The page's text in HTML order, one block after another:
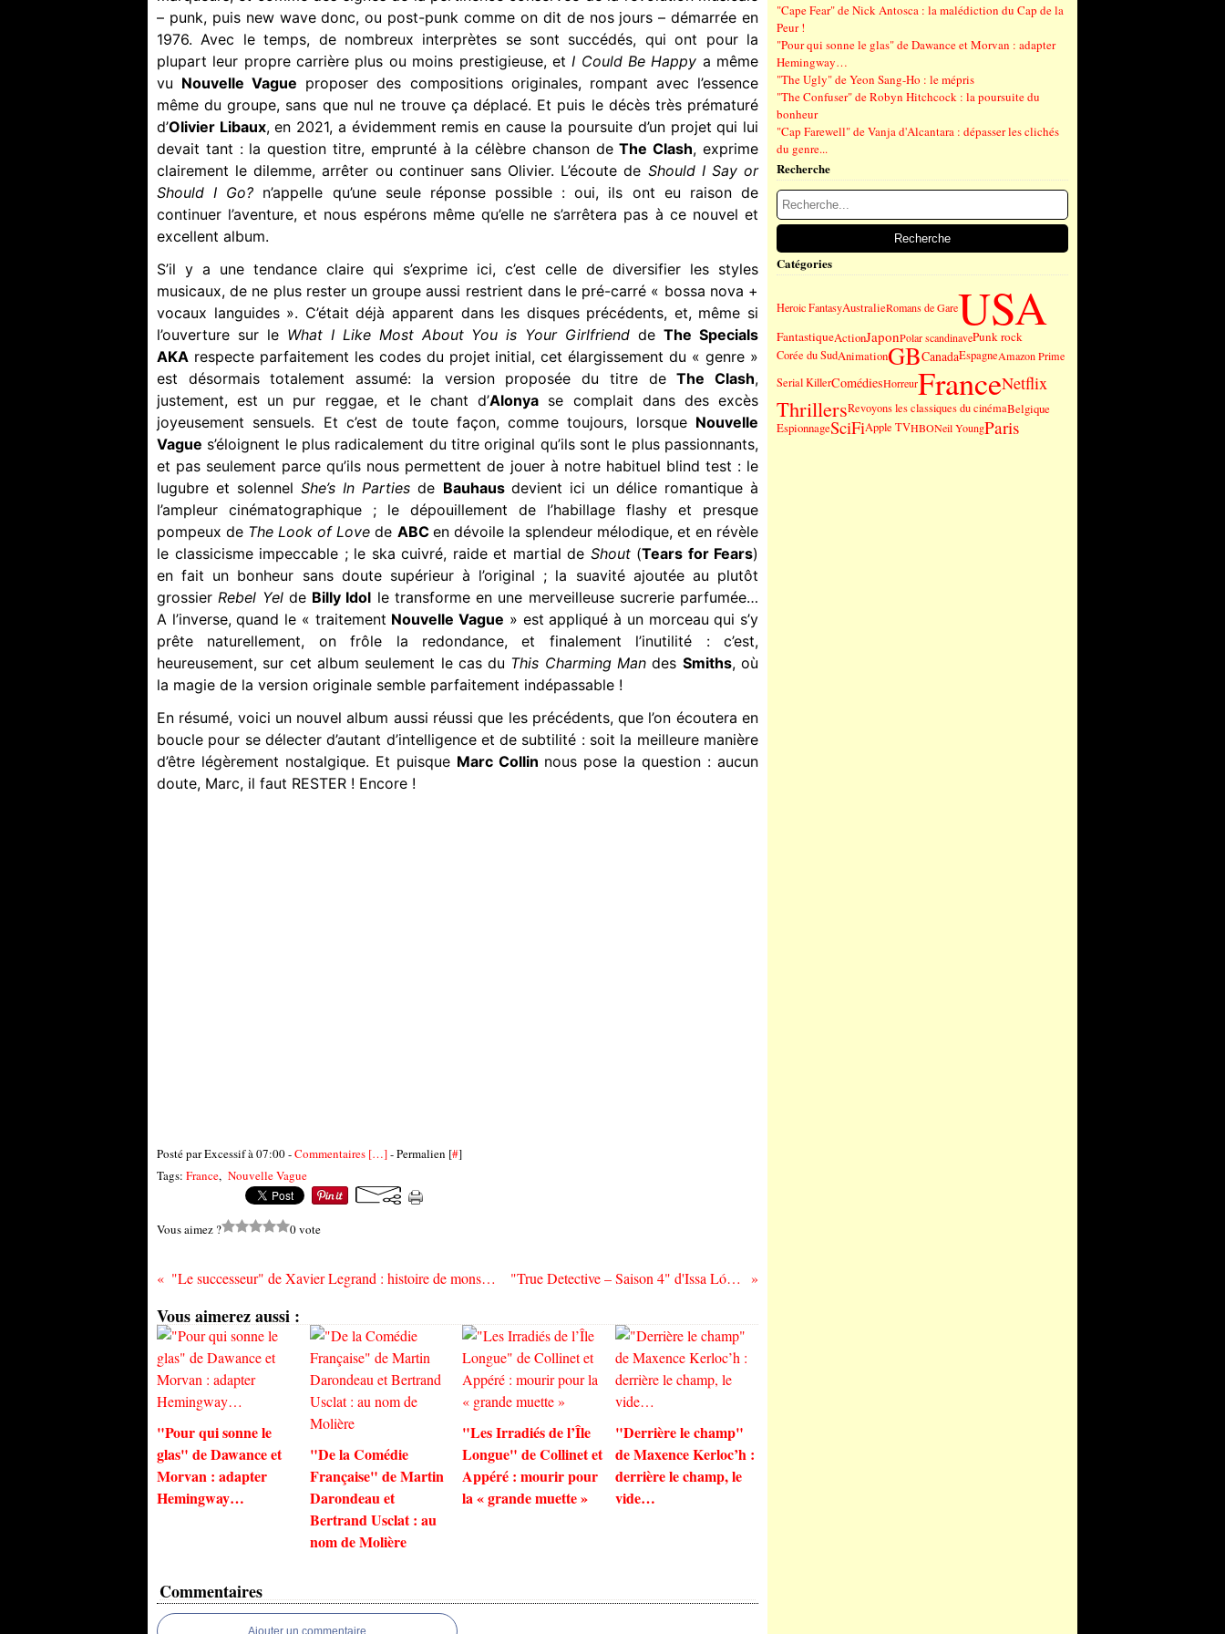
– punk, puis new wave donc, ou post-punk comme on dit de nos jours – démarrée en
1976. Avec le temps, de nombreux interprètes se sont succédés, qui ont pour la
plupart leur propre carrière plus ou moins prestigieuse, et I Could Be Happy a même
vu Nouvelle Vague proposer des compositions originales, rompant avec l’essence
même du groupe, sans que nul ne trouve ça déplacé. Et puis le décès très prématuré
d’Olivier Libaux, en 2021, a évidemment remis en cause la poursuite d’un projet qui lui
devait tant : la question titre, emprunté à la célèbre chanson de The Clash, exprime
clairement le dilemme, arrêter ou continuer sans Olivier. L’écoute de Should I Say or
Should I Go? n’appelle qu’une seule réponse possible : oui, ils ont eu raison de
continuer l’aventure, et nous espérons même qu’elle ne s’arrêtera pas à ce nouvel et
excellent album.
S’il y a une tendance claire qui s’exprime ici, c’est celle de diversifier les styles
musicaux, de ne plus rester un groupe aussi restrient dans le pré-carré « bossa nova +
vocaux languides ». C’était déjà apparent dans les disques précédents, et, même si
l’ouverture sur le What I Like Most About You is Your Girlfriend de The Specials
AKA respecte parfaitement les codes du projet initial, cet élargissement du « genre »
est désormais totalement assumé: la version proposée du titre de The Clash,
justement, est un pur reggae, et le chant d’Alonya se complait dans des excès
joyeusement sensuels. Et c’est de toute façon, comme toujours, lorsque Nouvelle
Vague s’éloignent le plus radicalement du titre original qu’ils sont le plus passionnants,
et pas seulement parce qu’ils nous permettent de jouer à notre habituel blind test : le
lugubre et solennel She’s In Parties de Bauhaus devient ici un délice romantique à
l’ampleur cinématographique ; le dépouillement de l’habillage flashy et presque
pompeux de The Look of Love de ABC en dévoile la splendeur mélodique, et en révèle
le classicisme impeccable ; le ska cuivré, raide et martial de Shout (Tears for Fears)
en fait un bonheur sans doute supérieur à l’original ; la suavité ajoutée au plutôt
grossier Rebel Yel de Billy Idol le transforme en une merveilleuse sucrerie parfumée…
A l’inverse, quand le « traitement Nouvelle Vague » est appliqué à un morceau qui s’y
prête naturellement, on frôle la redondance, et finalement l’inutilité : c’est,
heureusement, sur cet album seulement le cas du This Charming Man des Smiths, où
la magie de la version originale semble parfaitement indépassable !
En résumé, voici un nouvel album aussi réussi que les précédents, que l’on écoutera en
boucle pour se délecter d’autant d’intelligence et de subtilité : soit la meilleure manière
d’être légèrement nostalgique. Et puisque Marc Collin nous pose la question : aucun
doute, Marc, il faut RESTER ! Encore !
Posté par Excessif à 07:00 -Commentaires […]- Permalien [#]
Tags: France, Nouvelle Vague
Vous aimez ? 0 vote
"Le successeur" de Xavier Legrand : histoire de monstre et incrédulité du spectateur "True Detective – Saison 4" d'Issa López : au pays de la nuit
Vous aimerez aussi :
"Pour qui sonne le
glas" de Dawance et
Morvan : adapter
Hemingway…
"De la Comédie
Française" de Martin
Darondeau et
Bertrand Usclat : au
nom de Molière
"Les Irradiés de l’Île
Longue" de Collinet et
Appéré : mourir pour
la « grande muette »
"Derrière le champ"
de Maxence Kerloc’h :
derrière le champ, le
vide…
Commentaires
Ajouter un commentaire
"Cape Fear" de Nick Antosca : la malédiction du Cap de la
Peur !
"Pour qui sonne le glas" de Dawance et Morvan : adapter
Hemingway…
"The Ugly" de Yeon Sang-Ho : le mépris
"The Confuser" de Robyn Hitchcock : la poursuite du
bonheur
"Cap Farewell" de Vanja d'Alcantara : dépasser les clichés
du genre...
Recherche
Catégories
Heroic FantasyAustralieRomans de GareUSA
FantastiqueActionJaponPolar scandinavePunk rock
Corée du SudAnimationGBCanadaEspagneAmazon Prime
Serial KillerComédiesHorreurFranceNetflix
ThrillersRevoyons les classiques du cinémaBelgique
EspionnageSciFiApple TVHBONeil YoungParis